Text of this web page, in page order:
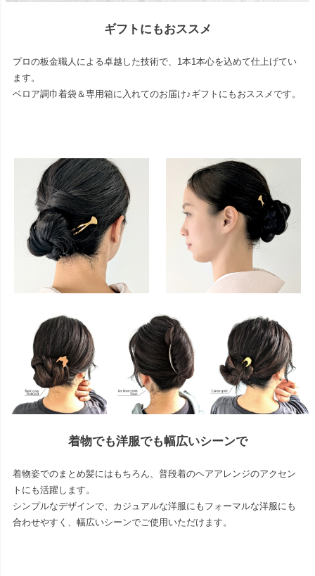
ギフトにもおススメ
プロの板金職人による卓越した技術で、1本1本心を込めて仕上げてい
ます。
ベロア調巾着袋＆専用箱に入れてのお届け♪ギフトにもおススメです。
着物でも洋服でも幅広いシーンで
着物姿でのまとめ髪にはもちろん、普段着のヘアアレンジのアクセン
トにも活躍します。
シンプルなデザインで、カジュアルな洋服にもフォーマルな洋服にも
合わせやすく、幅広いシーンでご使用いただけます。